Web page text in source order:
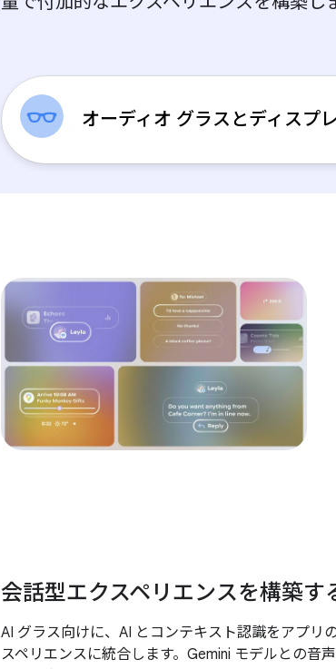
オーディオ グラスとディスプ
会話型エクスペリエンスを構築す
AI グラス向けに、AI とコンテキスト認識をアプリ
スペリエンスに統合します。Gemini モデルとの音